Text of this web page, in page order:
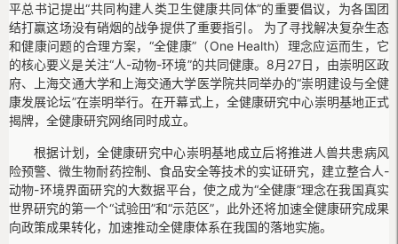
平总书记提出“共同构建人类卫生健康共同体”的重要倡议，为各国团
结打赢这场没有硝烟的战争提供了重要指引。 为了寻找解决复杂生态
和健康问题的合理方案，“全健康”（One Health）理念应运而生，它
的核心要义是关注“人-动物-环境”的共同健康。8月27日，由崇明区政
府、上海交通大学和上海交通大学医学院共同举办的“崇明建设与全健
康发展论坛”在崇明举行。在开幕式上，全健康研究中心崇明基地正式
揭牌，全健康研究网络同时成立。
根据计划，全健康研究中心崇明基地成立后将推进人兽共患病风
险预警、微生物耐药控制、食品安全等技术的实证研究，建立整合人-
动物-环境界面研究的大数据平台，使之成为“全健康”理念在我国真实
世界研究的第一个“试验田”和“示范区”，此外还将加速全健康研究成果
向政策成果转化，加速推动全健康体系在我国的落地实施。